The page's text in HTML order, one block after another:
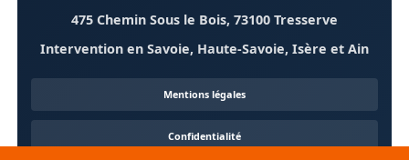
475 Chemin Sous le Bois, 73100 Tresserve
Intervention en Savoie, Haute-Savoie, Isère et Ain
Mentions légales
Confidentialité